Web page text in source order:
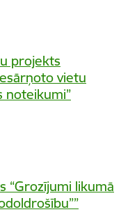
projekts
vietu
noteikumi”
“Grozījumi likumā